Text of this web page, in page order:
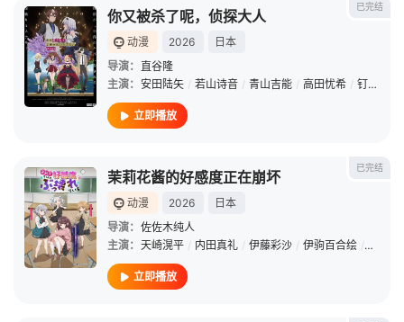
已完结
你又被杀了呢，侦探大人
动漫 2026
日本
导演： 直谷隆
主演： 安田陆矢 / 若山诗音 / 青山吉能 / 高田忧希 / 钉宫理惠
立即播放
已完结
茉莉花酱的好感度正在崩坏
动漫 2026
日本
导演： 佐佐木纯人
主演： 天崎滉平 / 内田真礼 / 伊藤彩沙 / 伊驹百合绘 / 钉宫理
立即播放